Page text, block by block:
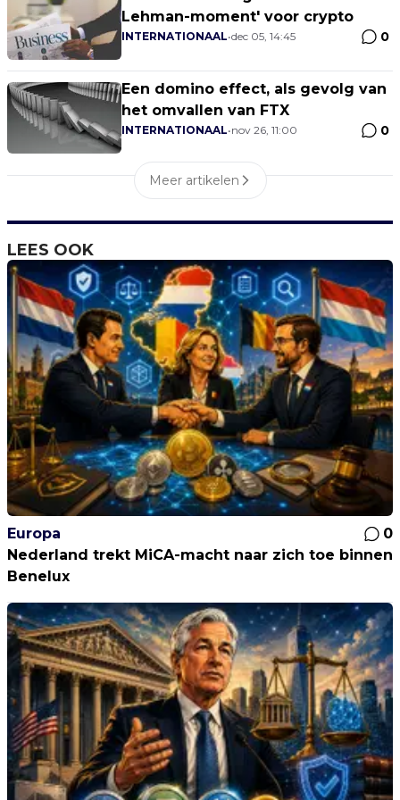
Lehman-moment' voor crypto
INTERNATIONAAL•dec 05, 14:45 0
Een domino effect, als gevolg van
het omvallen van FTX
INTERNATIONAAL•nov 26, 11:00 0
Meer artikelen
LEES OOK
Europa
0
Nederland trekt MiCA-macht naar zich toe binnen
Benelux